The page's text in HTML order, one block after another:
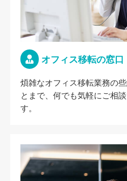
オフィス移転の窓口
煩雑なオフィス移転業務の
とまで、何でも気軽にご相
す。